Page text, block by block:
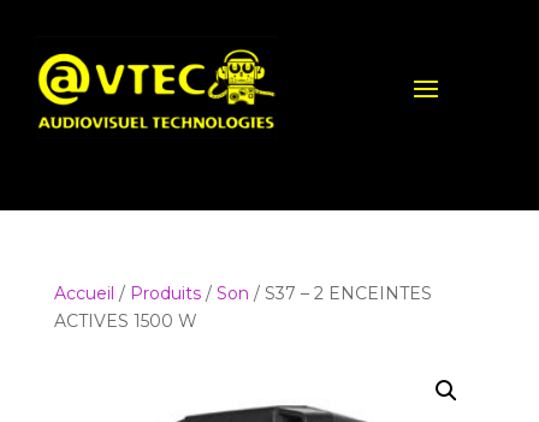
Accueil / Produits/ Son / S37 – 2 ENCEINTES
ACTIVES 1500 W